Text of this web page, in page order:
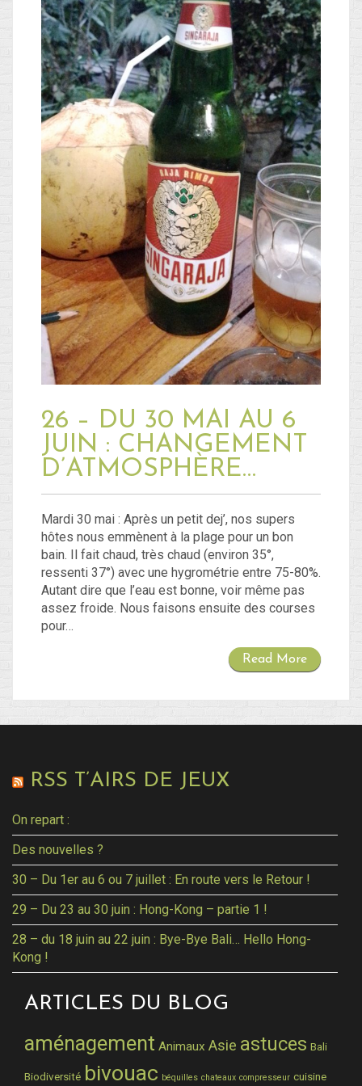
Blog
Non classé
Connexion
Flux des publications
Flux des commentaires
Site de WordPress-FR
26 – DU 30 MAI AU 6
JUIN : CHANGEMENT
D’ATMOSPHÈRE…
Mardi 30 mai : Après un petit dej’, nos supers
hôtes nous emmènent à la plage pour un bon
bain. Il fait chaud, très chaud (environ 35°,
ressenti 37°) avec une hygrométrie entre 75-80%.
Autant dire que l’eau est bonne, voir même pas
assez froide. Nous faisons ensuite des courses
pour…
Read More
RSS T’AIRS DE JEUX
On repart :
Des nouvelles ?
30 – Du 1er au 6 ou 7 juillet : En route vers le Retour !
29 – Du 23 au 30 juin : Hong-Kong – partie 1 !
28 – du 18 juin au 22 juin : Bye-Bye Bali… Hello Hong-
Kong !
ARTICLES DU BLOG
aménagement Animaux Asie astuces Bali
Biodiversité bivouac béquilles chateaux compresseur cuisine